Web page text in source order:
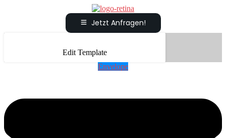
Jetzt Anfragen!
Edit Template
Envelope